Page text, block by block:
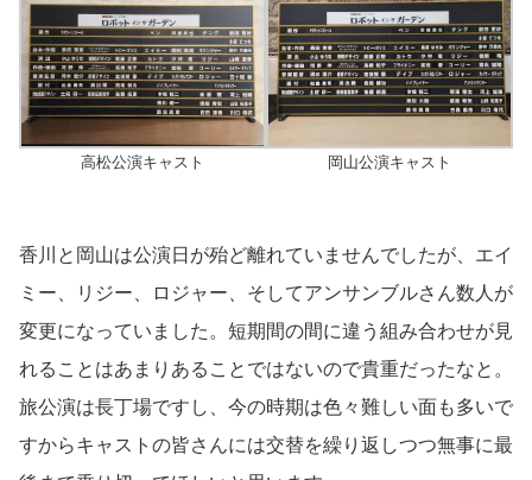
高松公演キャスト 岡山公演キャスト
香川と岡山は公演日が殆ど離れていませんでしたが、エイ
ミー、リジー、ロジャー、そしてアンサンブルさん数人が
変更になっていました。短期間の間に違う組み合わせが見
れることはあまりあることではないので貴重だったなと。
旅公演は長丁場ですし、今の時期は色々難しい面も多いで
すからキャストの皆さんには交替を繰り返しつつ無事に最